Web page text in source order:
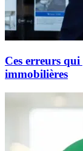
Ces erreurs
immobilières